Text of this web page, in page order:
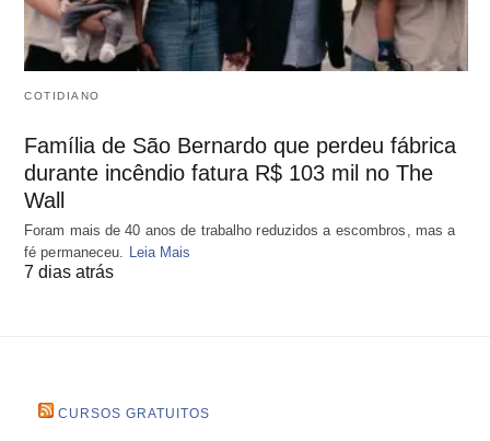
COTIDIANO
Família de São Bernardo que perdeu fábrica
durante incêndio fatura R$ 103 mil no The
Wall
Foram mais de 40 anos de trabalho reduzidos a escombros, mas a
fé permaneceu.
Leia Mais
7 dias atrás
CURSOS GRATUITOS